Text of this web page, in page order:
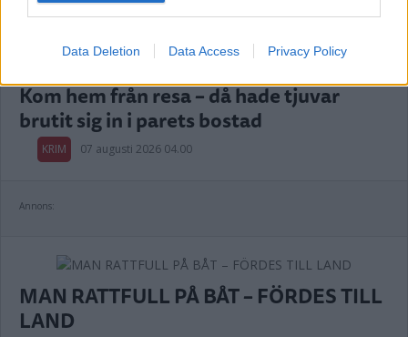
Data Deletion Data Access Privacy Policy
Kom hem från resa – då hade tjuvar
brutit sig in i parets bostad
KRIM 07 augusti 2026 04.00
Annons:
MAN RATTFULL PÅ BÅT – FÖRDES TILL
LAND